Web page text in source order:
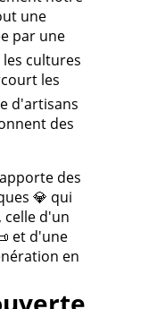
une
par une
cultures
les
d'artisans
des
des
💎 qui
d'un
et d'une
en